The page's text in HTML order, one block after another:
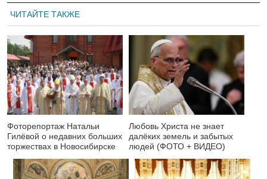
ЧИТАЙТЕ ТАКЖЕ
Фоторепортаж Натальи
Гилёвой о недавних больших
торжествах в Новосибирске
Любовь Христа не знает
далёких земель и забытых
людей (ФОТО + ВИДЕО)